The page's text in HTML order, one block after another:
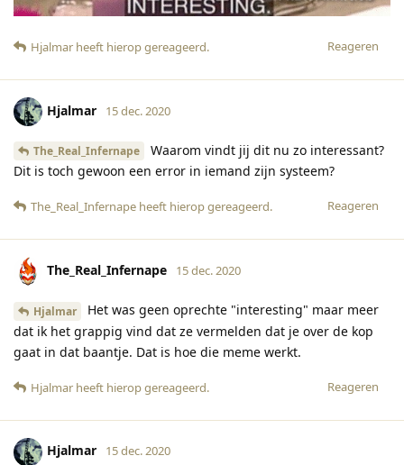
Reageren
Hjalmar heeft hierop gereageerd.
Hjalmar 15 dec. 2020
The_Real_Infernape
Waarom vindt jij dit nu zo interessant?
Dit is toch gewoon een error in iemand zijn systeem?
Reageren
The_Real_Infernape heeft hierop gereageerd.
The_Real_Infernape 15 dec. 2020
Hjalmar
Het was geen oprechte "interesting" maar meer
dat ik het grappig vind dat ze vermelden dat je over de kop
gaat in dat baantje. Dat is hoe die meme werkt.
Reageren
Hjalmar heeft hierop gereageerd.
Hjalmar 15 dec. 2020